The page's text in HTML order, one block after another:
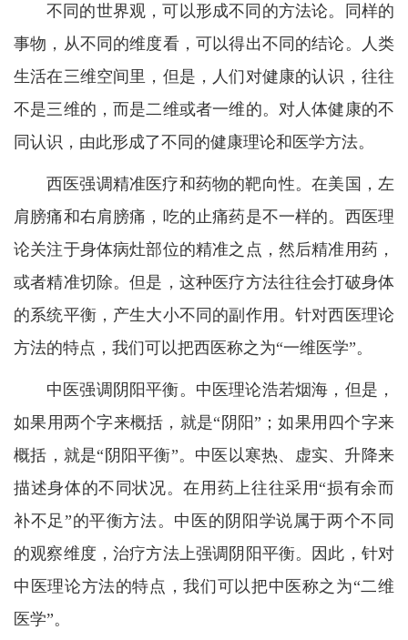
不同的世界观，可以形成不同的方法论。同样的
事物，从不同的维度看，可以得出不同的结论。人类
生活在三维空间里，但是，人们对健康的认识，往往
不是三维的，而是二维或者一维的。对人体健康的不
同认识，由此形成了不同的健康理论和医学方法。
西医强调精准医疗和药物的靶向性。在美国，左
肩膀痛和右肩膀痛，吃的止痛药是不一样的。西医理
论关注于身体病灶部位的精准之点，然后精准用药，
或者精准切除。但是，这种医疗方法往往会打破身体
的系统平衡，产生大小不同的副作用。针对西医理论
方法的特点，我们可以把西医称之为“一维医学”。
中医强调阴阳平衡。中医理论浩若烟海，但是，
如果用两个字来概括，就是“阴阳”；如果用四个字来
概括，就是“阴阳平衡”。中医以寒热、虚实、升降来
描述身体的不同状况。在用药上往往采用“损有余而
补不足”的平衡方法。中医的阴阳学说属于两个不同
的观察维度，治疗方法上强调阴阳平衡。因此，针对
中医理论方法的特点，我们可以把中医称之为“二维
医学”。